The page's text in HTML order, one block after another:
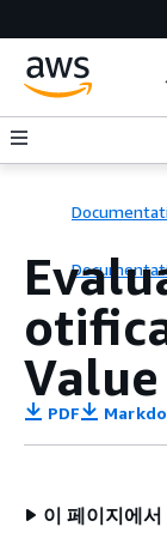
Value
PDF
이 페이지에서